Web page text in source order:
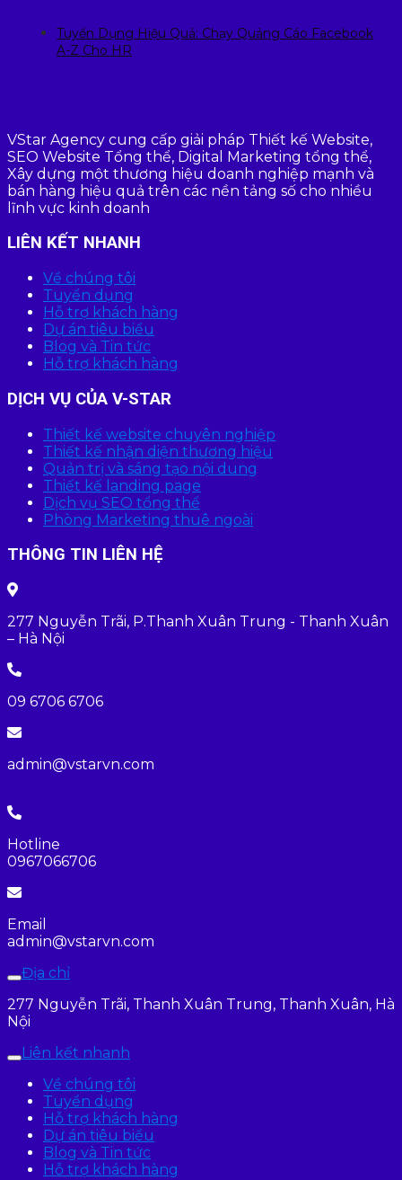
Tuyển Dụng Hiệu Quả: Chạy Quảng Cáo Facebook
A-Z Cho HR
VStar Agency cung cấp giải pháp Thiết kế Website,
SEO Website Tổng thể, Digital Marketing tổng thể,
Xây dựng một thương hiệu doanh nghiệp mạnh và
bán hàng hiệu quả trên các nền tảng số cho nhiều
lĩnh vực kinh doanh
LIÊN KẾT NHANH
Về chúng tôi
Tuyển dụng
Hỗ trợ khách hàng
Dự án tiêu biểu
Blog và Tin tức
Hỗ trợ khách hàng
DỊCH VỤ CỦA V-STAR
Thiết kế website chuyên nghiệp
Thiết kế nhận diện thương hiệu
Quản trị và sáng tạo nội dung
Thiết kế landing page
Dịch vụ SEO tổng thể
Phòng Marketing thuê ngoài
THÔNG TIN LIÊN HỆ
277 Nguyễn Trãi, P.Thanh Xuân Trung - Thanh Xuân
– Hà Nội
09 6706 6706
admin@vstarvn.com
Hotline
0967066706
Email
admin@vstarvn.com
Địa chỉ
277 Nguyễn Trãi, Thanh Xuân Trung, Thanh Xuân, Hà
Nội
Liên kết nhanh
Về chúng tôi
Tuyển dụng
Hỗ trợ khách hàng
Dự án tiêu biểu
Blog và Tin tức
Hỗ trợ khách hàng